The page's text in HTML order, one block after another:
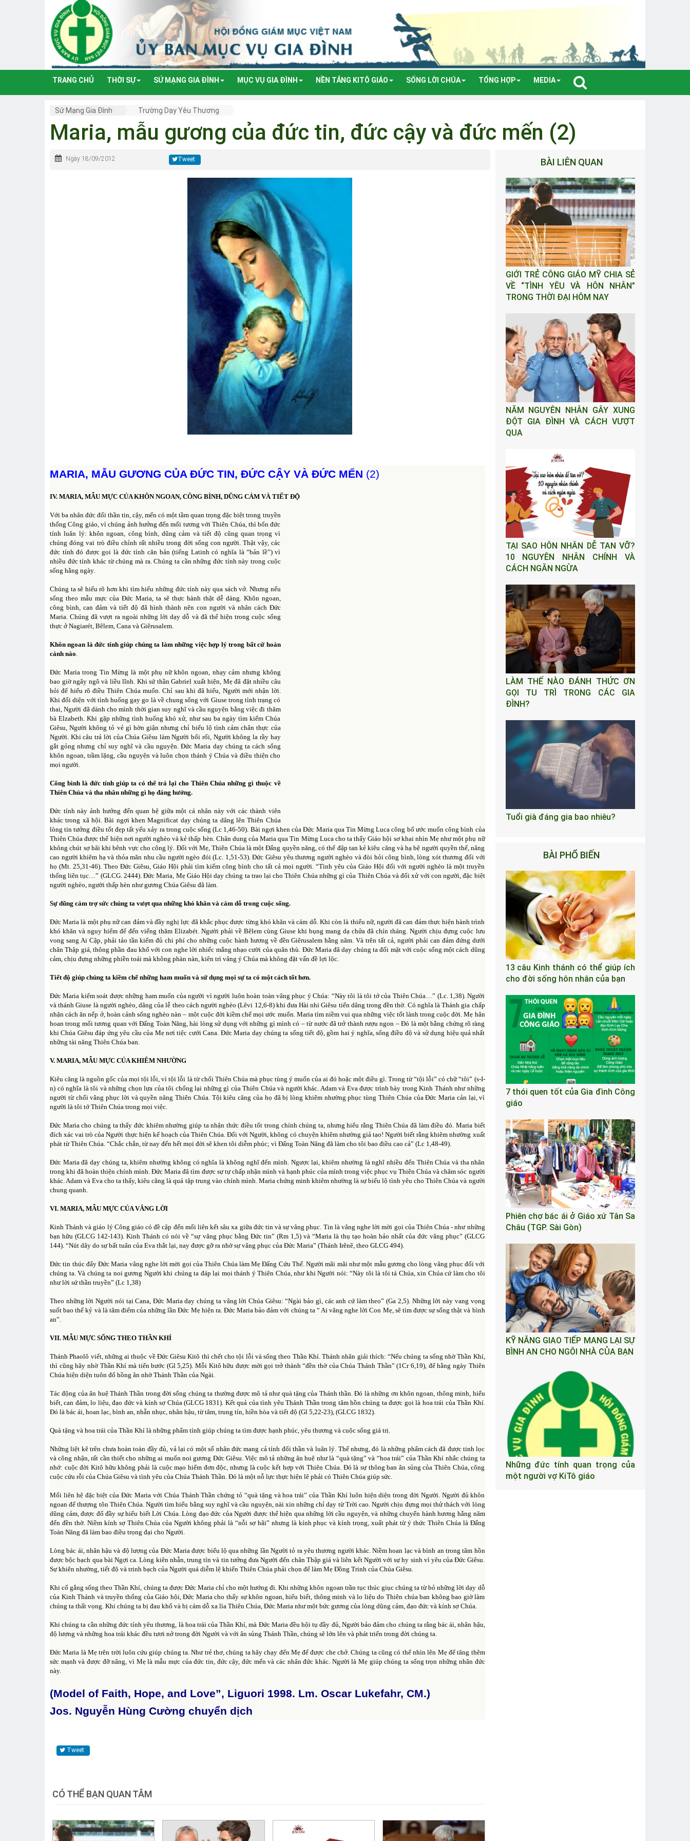
TRANG CHỦ THỜI SỰ SỨ MẠNG GIA ĐÌNH MỤC VỤ GIA ĐÌNH NỀN TẢNG KITÔ GIÁO SỐNG LỜI CHÚA TỔNG HỢP MEDIA
Sứ Mạng Gia Đình Trường Dạy Yêu Thương
Maria, mẫu gương của đức tin, đức cậy và đức mến (2)
Ngày 18/09/2012 Tweet
MARIA, MẪU GƯƠNG CỦA ĐỨC TIN, ĐỨC CẬY VÀ ĐỨC MẾN (2)
IV. MARIA, MẪU MỰC CỦA KHÔN NGOAN, CÔNG BÌNH, DŨNG CẢM VÀ TIẾT ĐỘ
Với ba nhân đức đối thần tin, cậy, mến có một tầm quan trọng đặc biệt trong truyền
thống Công giáo, vì chúng ảnh hưởng đến mối tương với Thiên Chúa, thì bốn đức
tính luân lý: khôn ngoan, công bình, dũng cảm và tiết độ cũng quan trọng vì
chúng đóng vai trò điều chỉnh rất nhiều trong đời sống con người. Thật vậy, các
đức tính đó được gọi là đức tính căn bản (tiếng Latinh có nghĩa là “bản lề”) vì
nhiều đức tính khác từ chúng mà ra. Chúng ta cần những đức tính này trong cuộc
sống hằng ngày.
Chúng ta sẽ hiểu rõ hơn khi tìm hiểu những đức tính này qua sách vở. Nhưng nếu
sống theo mẫu mực của Đức Maria, ta sẽ thực hành thật dễ dàng. Khôn ngoan,
công bình, can đảm và tiết độ đã hình thành nên con người và nhân cách Đức
Maria. Chúng đã vượt ra ngoài những lời dạy dỗ và đã thể hiện trong cuộc sống
thực ở Nagiarét, Bêlem, Cana và Giêrusalem.
Khôn ngoan là đức tính giúp chúng ta làm những việc hợp lý trong bất cứ hoàn
cảnh nào
Đức Maria trong Tin Mừng là một phụ nữ khôn ngoan, nhạy cảm nhưng không
bao giờ ngây ngô và liều lĩnh. Khi sứ thần Gabriel xuất hiện, Mẹ đã đặt nhiều câu
hỏi để hiểu rõ điều Thiên Chúa muốn. Chỉ sau khi đã hiểu, Người mới nhận lời.
Khi đối diện với tình huống gay go là về chung sống với Giuse trong tình trạng có
thai, Người đã dành cho mình thời gian suy nghĩ và cầu nguyện bằng việc đi thăm
bà Elzabeth. Khi gặp những tình huống khó xử, như sau ba ngày tìm kiếm Chúa
Giêsu, Người không tỏ vẻ gì hờn giận nhưng chỉ biểu lộ tình cảm chân thực của
Người. Khi câu trả lời của Chúa Giêsu làm Người bối rối, Người không la rầy hay
gắt gỏng nhưng chỉ suy nghĩ và cầu nguyện. Đức Maria dạy chúng ta cách sống
khôn ngoan, trầm lặng, cầu nguyện và luôn chọn thánh ý Chúa và điều thiện cho
mọi người.
Công bình là đức tính giúp ta có thể trả lại cho Thiên Chúa những gì thuộc về
Thiên Chúa và tha nhân những gì họ đáng hưởng.
Đức tính này ảnh hưởng đến quan hệ giữa một cá nhân này với các thành viên
khác trong xã hội. Bài ngợi khen Magnificat dạy chúng ta dâng lên Thiên Chúa
lòng tin tưởng điều tốt đẹp tất yếu xảy ra trong cuộc sống (Lc 1,46-50). Bài ngợi khen của Đức Maria qua Tin Mừng Luca công bố ước muốn công bình của
Thiên Chúa được thể hiện nơi người nghèo và kẻ thấp hèn. Chân dung của Maria qua Tin Mừng Luca cho ta thấy Giáo hội sơ khai nhìn Mẹ như một phụ nữ
không chút sợ hãi khi bênh vực cho công lý. Đối với Mẹ, Thiên Chúa là một Đấng quyền năng, có thể đập tan kẻ kiêu căng và hạ bệ người quyền thế, nâng
cao người khiêm hạ và thỏa mãn nhu cầu người ngèo đói (Lc. 1,51-53). Đức Giêsu yêu thương người nghèo và đòi hỏi công bình, lòng xót thương đối với
họ (Mt. 25,31-46). Theo Đức Giêsu, Giáo Hội phải tìm kiếm công bình cho tất cả mọi người. “Tình yêu của Giáo Hội đối với người nghèo là một truyền
thống liên tục…” (GLCG. 2444). Đức Maria, Mẹ Giáo Hội dạy chúng ta trao lại cho Thiên Chúa những gì của Thiên Chúa và đối xử với con người, đặc biệt
người nghèo, người thấp hèn như gương Chúa Giêsu đã làm.
Sự dũng cảm trợ sức chúng ta vượt qua những khó khăn và cám dỗ trong cuộc sống.
Đức Maria là một phụ nữ can đảm và đầy nghị lực đã khắc phục được từng khó khăn và cám dỗ. Khi còn là thiếu nữ, người đã can đảm thực hiện hành trình
khó khăn và nguy hiểm để đến viếng thăm Elizabét. Người phải về Bêlem cùng Giuse khi bụng mang dạ chửa đã chín tháng. Người chịu đựng cuộc lưu
vong sang Ai Cập, phải tảo tần kiếm đủ chi phí cho những cuộc hành hương về đền Giêrusalem hằng năm. Và trên tất cả, người phải can đảm đứng dưới
chân Thập giá, thông phần đau khổ với con nghe lời nhiếc mắng nhạo cười của quân thù. Đức Maria đã dạy chúng ta đối mặt với cuộc sống một cách dũng
cảm, chịu đựng những phiền toái mà không phàn nàn, kiên trì vâng ý Chúa mà không đặt vấn đề lợi lộc.
Tiết độ giúp chúng ta kiềm chế những ham muốn và sử dụng mọi sự ta có một cách tốt hơn.
Đức Maria kiểm soát được những ham muốn của người vì người luôn hoàn toàn vâng phục ý Chúa: “Này tôi là tôi tớ của Thiên Chúa…” (Lc. 1,38). Người
và thánh Giuse là người nghèo, dâng của lễ theo cách người nghèo (Lêvi 12,6-8) khi đưa Hài nhi Giêsu tiến dâng trong đền thờ. Có nghĩa là Thánh gia chấp
nhận cách ăn nếp ở, hoàn cảnh sống nghèo nàn – một cuộc đời kiềm chế mọi ước muốn. Maria tìm niềm vui qua những việc tốt lành trong cuộc đời. Mẹ hân
hoan trong mối tương quan với Đấng Toàn Năng, hài lòng sử dụng với những gì mình có – từ nước đã trở thành rượu ngon – Đó là một bằng chứng rõ ràng
khi Chúa Giêsu đáp ứng yêu cầu của Mẹ nơi tiệc cưới Cana. Đức Maria dạy chúng ta sống tiết độ, gồm hai ý nghĩa, sống điều độ và sử dụng hiệu quả nhất
những tài năng Thiên Chúa ban.
V. MARIA, MẪU MỰC CỦA KHIÊM NHƯỜNG
Kiêu căng là nguồn gốc của mọi tội lỗi, vì tội lỗi là từ chối Thiên Chúa mà phục tùng ý muốn của ai đó hoặc một điều gì. Trong từ “tội lỗi” có chữ “tôi” (s-I-
n) có nghĩa là tôi và những chọn lựa của tôi chống lại những gì của Thiên Chúa và người khác. Adam và Eva được trình bày trong Kinh Thánh như những
người từ chối vâng phục lời và quyền năng Thiên Chúa. Tội kiêu căng của họ đã bị lòng khiêm nhường phục tùng Thiên Chúa của Đức Maria cản lại, vì
người là tôi tớ Thiên Chúa trong mọi việc.
Đức Maria cho chúng ta thấy đức khiêm nhường giúp ta nhận thức điều tốt trong chính chúng ta, nhưng hiểu rằng Thiên Chúa đã làm điều đó. Maria biết
đích xác vai trò của Người thực hiện kế hoạch của Thiên Chúa. Đối với Người, không có chuyện khiêm nhường giả tạo! Người biết rằng khiêm nhường xuất
phát từ Thiên Chúa. “Chắc chắn, từ nay đến hết mọi đời sẽ khen tôi diễm phúc; vì Đấng Toàn Năng đã làm cho tôi bao điều cao cả” (Lc 1,48-49).
Đức Maria đã dạy chúng ta, khiêm nhường không có nghĩa là không nghĩ đến mình. Ngược lại, khiêm nhường là nghĩ nhiều đến Thiên Chúa và tha nhân
trong khi đã hoàn thiện chính mình. Đức Maria đã tìm được sự tự chấp nhận mình và hạnh phúc của mình trong việc phục vụ Thiên Chúa và chăm sóc người
khác. Adam và Eva cho ta thấy, kiêu căng là quá tập trung vào chính mình. Maria chứng minh khiêm nhường là sự biểu lộ tình yêu cho Thiên Chúa và người
chung quanh.
VI. MARIA, MẪU MỰC CỦA VÂNG LỜI
Kinh Thánh và giáo lý Công giáo có đề cập đến mối liên kết sâu xa giữa đức tin và sự vâng phục. Tin là vâng nghe lời mời gọi của Thiên Chúa - như những
bạn hữu (GLCG 142-143). Kinh Thánh có nói về “sự vâng phục bằng Đức tin” (Rm 1,5) và “Maria là thụ tạo hoàn hảo nhất của đức vâng phục” (GLCG
144). “Nút dây do sự bất tuân của Eva thắt lại, nay được gỡ ra nhờ sự vâng phục của Đức Maria” (Thánh Irênê, theo GLCG 494).
Đức tin thúc đẩy Đức Maria vâng nghe lời mời gọi của Thiên Chúa làm Mẹ Đấng Cứu Thế. Người mãi mãi như một mẫu gương cho lòng vâng phục đối với
chúng ta. Và chúng ta noi gương Người khi chúng ta đáp lại mọi thánh ý Thiên Chúa, như khi Người nói: “Này tôi là tôi tá Chúa, xin Chúa cứ làm cho tôi
như lời sứ thần truyền” (Lc 1,38)
Theo những lời Người nói tại Cana, Đức Maria dạy chúng ta vâng lời Chúa Giêsu: “Ngài bảo gì, các anh cứ làm theo” (Ga 2,5). Những lời này vang vọng
suốt bao thế kỷ và là tâm điểm của những lần Đức Mẹ hiện ra. Đức Maria bảo đảm với chúng ta “ Ai vâng nghe lời Con Mẹ, sẽ tìm được sự sống thật và bình
an”.
VII. MẪU MỰC SỐNG THEO THẦN KHÍ
Thánh Phaolô viết, những ai thuộc về Đức Giêsu Kitô thì chết cho tội lỗi và sống theo Thần Khí. Thánh nhân giải thích: “Nếu chúng ta sống nhờ Thần Khí,
thì cũng hãy nhờ Thần Khí mà tiến bước (Gl 5,25). Mỗi Kitô hữu được mời gọi trở thành “đền thờ của Chúa Thánh Thần” (1Cr 6,19), để hằng ngày Thiên
Chúa hiện diện tuôn đổ hồng ân nhờ Thánh Thần của Ngài.
Tác động của ân huệ Thánh Thần trong đời sống chúng ta thường được mô tả như quà tặng của Thánh thần. Đó là những ơn khôn ngoan, thông minh, hiểu
biết, can đảm, lo liệu, đạo đức và kính sợ Chúa (GLCG 1831). Kết quả của tình yêu Thánh Thần trong tâm hồn chúng ta được gọi là hoa trái của Thần Khí.
Đó là bác ái, hoan lạc, bình an, nhẫn nhục, nhân hậu, từ tâm, trung tín, hiền hòa và tiết độ (Gl 5,22-23), (GLCG 1832).
Quà tặng và hoa trái của Thần Khí là những phẩm tính giúp chúng ta tìm được hạnh phúc, yêu thương và cuộc sống giá trị.
Những liệt kê trên chưa hoàn toàn đầy đủ, vả lại có một số nhân đức mang cả tính đối thần và luân lý. Thế nhưng, đó là những phẩm cách đã được tinh lọc
và công nhận, rất cần thiết cho những ai muốn noi gương Đức Giêsu. Việc mô tả những ân huệ như là “quà tặng” và “hoa trái” của Thần Khí nhắc chúng ta
nhớ: cuộc đời Kitô hữu không phải là cuộc mạo hiểm đơn độc, nhưng là cuộc kết hợp với Thiên Chúa. Đó là sự thông ban ân sủng của Thiên Chúa, công
cuộc cứu rỗi của Chúa Giêsu và tình yêu của Chúa Thánh Thần. Đó là một nỗ lực thực hiện lẽ phải có Thiên Chúa giúp sức.
Mối liên hệ đặc biệt của Đức Maria với Chúa Thánh Thần chứng tỏ “quà tặng và hoa trái” của Thần Khí luôn hiện diện trong đời Người. Người đủ khôn
ngoan để thượng tôn Thiên Chúa. Người tìm hiểu bằng suy nghĩ và cầu nguyện, nài xin những chỉ dạy từ Trời cao. Người chịu đựng mọi thử thách với lòng
dũng cảm, được đổ đầy sự hiểu biết Lời Chúa. Lòng đạo đức của Người được thể hiện qua những lời cầu nguyện, và những chuyến hành hương hằng năm
đến đền thờ. Niềm kính sợ Thiên Chúa của Người không phải là “nỗi sợ hãi” nhưng là kính phục và kính trọng, xuất phát từ ý thức Thiên Chúa là Đấng
Toàn Năng đã làm bao điều trọng đại cho Người.
Lòng bác ái, nhân hậu và độ lượng của Đức Maria được biểu lộ qua những lần Người tỏ ra yêu thương người khác. Niềm hoan lạc và bình an trong tâm hồn
được bộc bạch qua bài Ngợi ca. Lòng kiên nhẫn, trung tín và tin tưởng đưa Người đến chân Thập giá và liên kết Người với sự hy sinh vì yêu của Đức Giêsu.
Sự khiên nhường, tiết độ và trinh bạch của Người quá diễm lệ khiến Thiên Chúa phải chọn để làm Mẹ Đồng Trinh của Chúa Giêsu.
Khi cố gắng sống theo Thần Khí, chúng ta được Đức Maria chỉ cho một hướng đi. Khi những khôn ngoan trần tục thúc giục chúng ta từ bỏ những lời dạy dỗ
của Kinh Thánh và truyền thống của Giáo hội, Đức Maria cho thấy sự khôn ngoan, hiểu biết, thông minh và lo liệu do Thiên chúa ban không bao giờ làm
chúng ta thất vọng. Khi chúng ta bị đau khổ và bị cám dỗ xa lìa Thiên Chúa, Đức Maria như một bức gương của lòng dũng cảm, đạo đức và kính sợ Chúa.
Khi chúng ta cần những đức tính yêu thương, là hoa trái của Thần Khí, mà Đức Maria đều hội tụ đầy đủ, Người bảo đảm cho chúng ta rằng bác ái, nhân hậu,
độ lượng và những hoa trái khác đều tươi nở trong đời Người và với ân sủng Thánh Thần, chúng sẽ lớn lên và phát triển trong đời chúng ta.
Đức Maria là Mẹ trên trời luôn cứu giúp chúng ta. Như trẻ thơ, chúng ta hãy chạy đến Mẹ để được che chở. Chúng ta cũng có thể nhìn lên Mẹ để tăng thêm
sức mạnh và được đỡ nâng, vì Mẹ là mẫu mực của đức tin, đức cậy, đức mến và các nhân đức khác. Người là Mẹ giúp chúng ta sống trọn những nhân đức
này.
(Model of Faith, Hope, and Love”, Liguori 1998. Lm. Oscar Lukefahr, CM.)
Jos. Nguyễn Hùng Cường chuyển dịch
Tweet
CÓ THỂ BẠN QUAN TÂM
BÀI LIÊN QUAN
GIỚI TRẺ CÔNG GIÁO MỸ CHIA SẺ
VỀ “TÌNH YÊU VÀ HÔN NHÂN”
TRONG THỜI ĐẠI HÔM NAY
NĂM NGUYÊN NHÂN GÂY XUNG
ĐỘT GIA ĐÌNH VÀ CÁCH VƯỢT
QUA
TẠI SAO HÔN NHÂN DỄ TAN VỠ?
10 NGUYÊN NHÂN CHÍNH VÀ
CÁCH NGĂN NGỪA
LÀM THẾ NÀO ĐÁNH THỨC ƠN
GỌI TU TRÌ TRONG CÁC GIA
ĐÌNH?
Tuổi già đáng gia bao nhiêu?
BÀI PHỔ BIẾN
13 câu Kinh thánh có thể giúp ích
cho đời sống hôn nhân của bạn
7 thói quen tốt của Gia đình Công
giáo
Phiên chợ bác ái ở Giáo xứ Tân Sa
Châu (TGP. Sài Gòn)
KỸ NĂNG GIAO TIẾP MANG LẠI SỰ
BÌNH AN CHO NGÔI NHÀ CỦA BẠN
Những đức tính quan trọng của
một người vợ KiTô giáo